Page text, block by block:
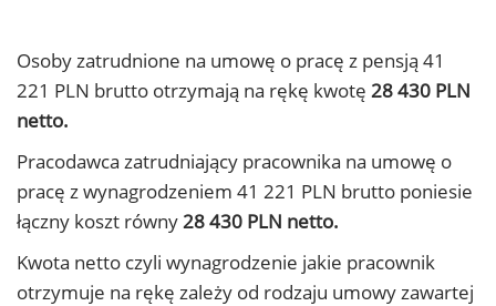
Osoby zatrudnione na umowę o pracę z pensją 41
221 PLN brutto otrzymają na rękę kwotę 28 430 PLN
netto.
Pracodawca zatrudniający pracownika na umowę o
pracę z wynagrodzeniem 41 221 PLN brutto poniesie
łączny koszt równy28 430 PLN netto.
Kwota netto czyli wynagrodzenie jakie pracownik
otrzymuje na rękę zależy od rodzaju umowy zawartej